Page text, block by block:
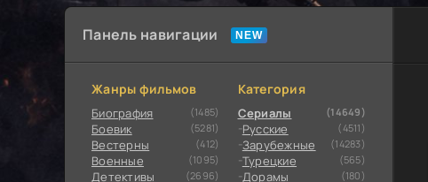
Панель навигации
Жанры фильмов
Биография (1485)
Боевик (5281)
Вестерны (412)
Военные (1095)
Детективы (2696)
Категория
Сериалы (14649)
Русские (4511)
Зарубежные (14283)
Турецкие (565)
Дорамы (180)